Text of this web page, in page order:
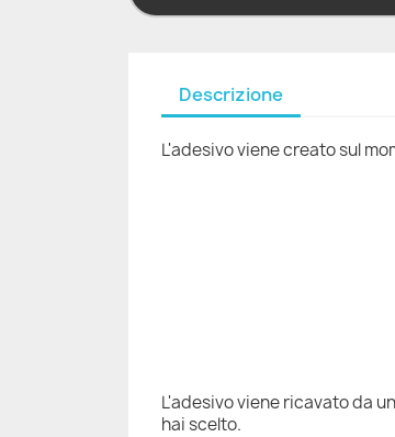
Descrizione
L'adesivo viene creato sul
L'adesivo viene ricavato da
hai scelto.